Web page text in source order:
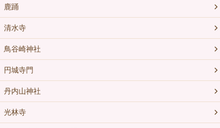
鹿踊
清水寺
鳥谷崎神社
円城寺門
丹内山神社
光林寺